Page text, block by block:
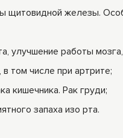
щитовидной железы.
улучшение работы
том числе при артрите;
кишечника. Рак груди;
запаха изо рта.